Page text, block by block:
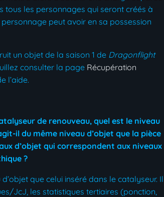
les personnages qui seront créés à
peut avoir en sa possession
un objet de la saison 1 de Dragonflight
consulter la page Récupération
l’aide.
de renouveau, quel est le niveau
il du même niveau d’objet que la pièce
d’objet qui correspondent aux niveaux
?
que celui inséré dans le catalyseur. Il
JcJ, les statistiques tertiaires (ponction,